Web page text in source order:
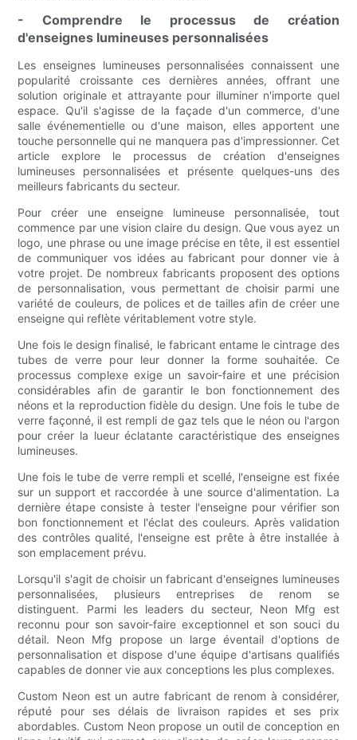
- Comprendre le processus de création
d'enseignes lumineuses personnalisées
Les enseignes lumineuses personnalisées connaissent une
popularité croissante ces dernières années, offrant une
solution originale et attrayante pour illuminer n'importe quel
espace. Qu'il s'agisse de la façade d'un commerce, d'une
salle événementielle ou d'une maison, elles apportent une
touche personnelle qui ne manquera pas d'impressionner. Cet
article explore le processus de création d'enseignes
lumineuses personnalisées et présente quelques-uns des
meilleurs fabricants du secteur.
Pour créer une enseigne lumineuse personnalisée, tout
commence par une vision claire du design. Que vous ayez un
logo, une phrase ou une image précise en tête, il est essentiel
de communiquer vos idées au fabricant pour donner vie à
votre projet. De nombreux fabricants proposent des options
de personnalisation, vous permettant de choisir parmi une
variété de couleurs, de polices et de tailles afin de créer une
enseigne qui reflète véritablement votre style.
Une fois le design finalisé, le fabricant entame le cintrage des
tubes de verre pour leur donner la forme souhaitée. Ce
processus complexe exige un savoir-faire et une précision
considérables afin de garantir le bon fonctionnement des
néons et la reproduction fidèle du design. Une fois le tube de
verre façonné, il est rempli de gaz tels que le néon ou l'argon
pour créer la lueur éclatante caractéristique des enseignes
lumineuses.
Une fois le tube de verre rempli et scellé, l'enseigne est fixée
sur un support et raccordée à une source d'alimentation. La
dernière étape consiste à tester l'enseigne pour vérifier son
bon fonctionnement et l'éclat des couleurs. Après validation
des contrôles qualité, l'enseigne est prête à être installée à
son emplacement prévu.
Lorsqu'il s'agit de choisir un fabricant d'enseignes lumineuses
personnalisées, plusieurs entreprises de renom se
distinguent. Parmi les leaders du secteur, Neon Mfg est
reconnu pour son savoir-faire exceptionnel et son souci du
détail. Neon Mfg propose un large éventail d'options de
personnalisation et dispose d'une équipe d'artisans qualifiés
capables de donner vie aux conceptions les plus complexes.
Custom Neon est un autre fabricant de renom à considérer,
réputé pour ses délais de livraison rapides et ses prix
abordables. Custom Neon propose un outil de conception en